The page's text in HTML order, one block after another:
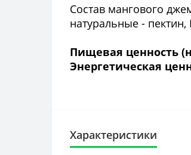
Состав мангового
натуральные - пектин,
Пищевая ценность
Энергетическая
Характеристики